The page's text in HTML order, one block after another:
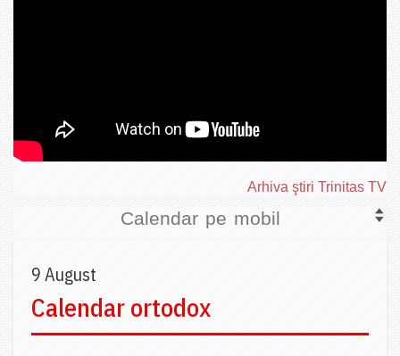
Arhiva ştiri Trinitas TV
Calendar pe mobil
9 August
Calendar ortodox